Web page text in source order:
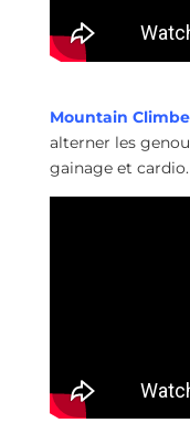
Mountain
alterner les
gainage et cardio.